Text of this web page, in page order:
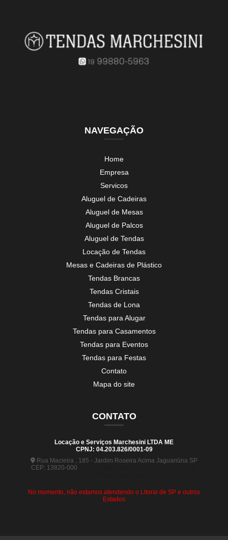
NAVEGAÇÃO
Home
Empresa
Servicos
Aluguel de Cadeiras
Aluguel de Mesas
Aluguel de Palcos
Aluguel de Tendas
Locação de Tendas
Mesas e Cadeiras de Plástico
Tendas Brancas
Tendas Cristais
Tendas de Lona
Tendas para Alugar
Tendas para Casamentos
Tendas para Eventos
Tendas para Festas
Contato
Mapa do site
CONTATO
Locação e Serviços Marchesini LTDA ME
CPNJ: 04.203.826/0001-09
Rua Macieira , 185 - Jardim Roseira Acima Jaguariúna SP
CEP: 13820-000
No momento, não estamos atendendo o Litoral de SP e outros
Estados